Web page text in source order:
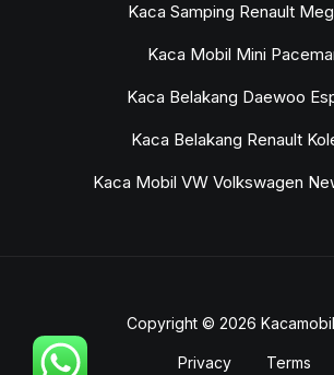
Kaca Samping Renault
Kaca Mobil Mini
Kaca Belakang Daewoo
Kaca Belakang Renault
Kaca Mobil VW Volkswagen
Copyright © 2026
Privacy Terms